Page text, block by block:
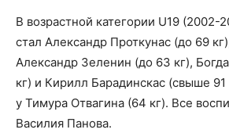
В возрастной категории U19 (2002-
стал Александр Проткунас (до 69
Александр Зеленин (до 63 кг),
кг) и Кирилл Барадинскас (свыше 91
у Тимура Отвагина (64 кг). Все
Василия Панова.